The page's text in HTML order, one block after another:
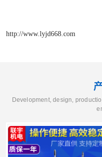
http://www.lyjd668.com
Development, design,